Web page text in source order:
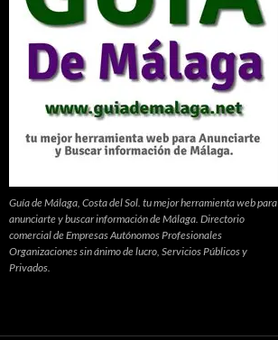
Guía de Málaga, Costa del Sol. tu mejor herramienta web para
anunciarte y buscar información de Málaga. Directorio
comercial de Empresas Autónomos Profesionales
Organizaciones sin ánimo de lucro, Servicios Públicos y
Privados.